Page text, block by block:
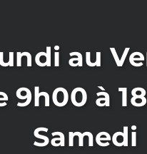
au
9h00 à
Samedi